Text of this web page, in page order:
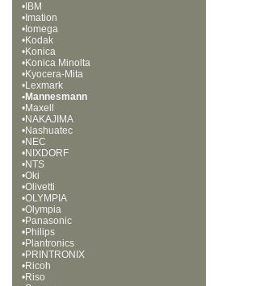
• IBM
• Imation
• Iomega
•Kodak
•Konica
•Konica Minolta
•Kyocera-Mita
•Lexmark
•Mannesmann
•Maxell
•NAKAJIMA
•Nashuatec
•NEC
•NIXDORF
•NTS
•Oki
•Olivetti
•OLYMPIA
•Olympia
•Panasonic
•Philips
•Plantronics
•PRINTRONIX
•Ricoh
•Riso